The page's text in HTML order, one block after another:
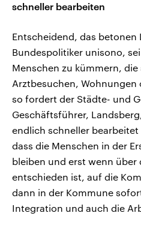
schneller bearbeiten
Entscheidend, das
Bundespolitiker unisono,
Menschen zu kümmern, die
Arztbesuchen, Wohnungen
so fordert der Städte- und
Geschäftsführer,
endlich schneller bearbeitet
dass die Menschen in der
bleiben und erst wenn über
entschieden ist, auf die
dann in der Kommune
Integration und auch die